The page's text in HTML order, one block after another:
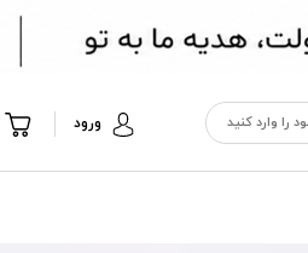
ورود